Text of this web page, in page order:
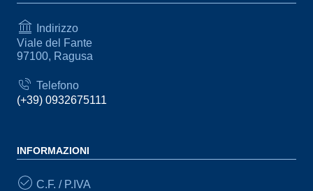
Indirizzo
Viale del Fante
97100, Ragusa
Telefono
(+39) 0932675111
INFORMAZIONI
C.F. / P.IVA